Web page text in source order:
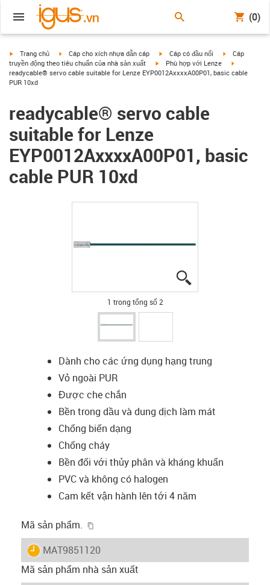
(0)
igus-icon-arrow-right
Trang chủ igus-icon-arrow-right
Cáp cho xích nhựa dẫn cáp igus-icon-arrow-right
Cáp có đầu nối igus-icon-
Cáp
truyền động theo tiêu chuẩn của nhà sản xuất
igus-icon-arrow-right
Phù hợp với Lenze
readycable® servo cable suitable for Lenze EYP0012AxxxxA00P01, basic cable
PUR 10xd
readycable® servo cable
suitable for Lenze
EYP0012AxxxxA00P01, basic
cable PUR 10xd
1 trong tổng số 2
Dành cho các ứng dụng hạng trung
Vỏ ngoài PUR
Được che chắn
Bền trong dầu và dung dịch làm mát
Chống biến dạng
Chống cháy
Bền đối với thủy phân và kháng khuẩn
PVC và không có halogen
Cam kết vận hành lên tới 4 năm
Mã sản phẩm.
igus-icon-lieferzeit
MAT9851120
Mã sản phẩm nhà sản xuất